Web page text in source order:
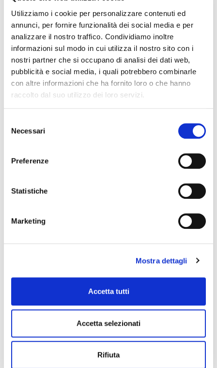
Utilizziamo i cookie per personalizzare contenuti ed
annunci, per fornire funzionalità dei social media e per
analizzare il nostro traffico. Condividiamo inoltre
informazioni sul modo in cui utilizza il nostro sito con i
nostri partner che si occupano di analisi dei dati web,
pubblicità e social media, i quali potrebbero combinarle
con altre informazioni che ha fornito loro o che hanno
raccolto dal suo utilizzo dei loro servizi.
delNecessari
Preferenze
Statistiche
Marketing
Mostra dettagli
Accetta tutti
Accetta selezionati
Rifiuta
LIGHTBLASTER 1500 LAMP